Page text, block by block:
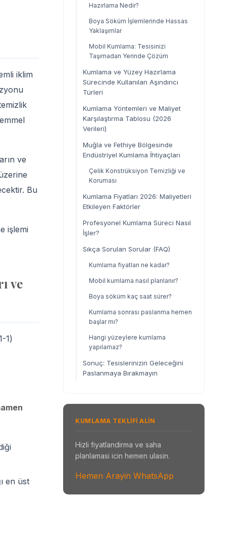
iklim
ve
Bu
işlemi
ve
1)
en üst
Hazırlama Nedir?
Boya Söküm İşlemlerinde Hassas
Yaklaşımlar
Mobil Kumlama: Tesisinizi
Taşımadan Yerinde Çözüm
Kumlama ve Yüzey Hazırlama
Sürecinde Kullanılan Aşındırıcı
Türleri
Kumlama Yöntemleri ve Maliyet
Karşılaştırma Tablosu (2026
Verileri)
Muğla ve Fethiye Bölgesinde
Endüstriyel Kumlama İhtiyaçları
Çelik Konstrüksiyon Temizliği ve
Koruması
Kumlama Fiyatları 2026: Maliyetleri
Etkileyen Faktörler
Profesyonel Kumlama Süreci Nasıl
İşler?
Sıkça Sorulan Sorular (FAQ)
Kumlama fiyatları ne kadar?
Mobil kumlama nasıl planlanır?
Boya söküm kaç saat sürer?
Kumlama sonrası paslanma hemen
başlar mı?
Hangi yüzeylere kumlama
yapılamaz?
Sonuç: Tesislerinizin Geleceğini
Paslanmaya Bırakmayın
KUMLAMA TEKLIFI ALIN
Hizli fiyatlandirma ve saha
planlamasi icin hemen ulasin.
Hemen Arayin WhatsApp